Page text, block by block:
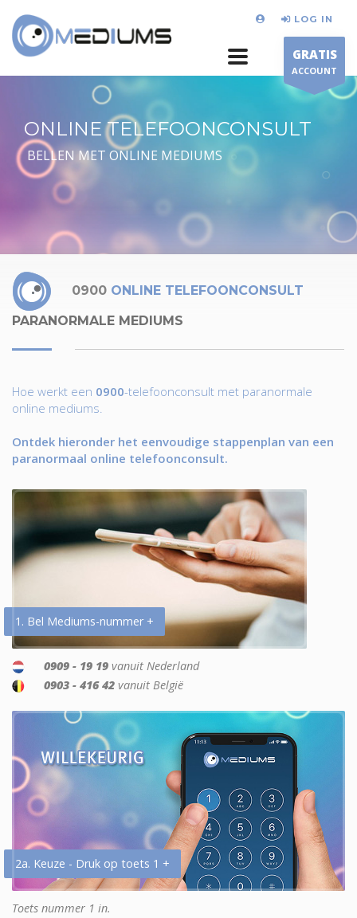
LOG IN
GRATIS
ACCOUNT
ONLINE TELEFOONCONSULT
BELLEN MET ONLINE MEDIUMS
0900 ONLINE TELEFOONCONSULT
PARANORMALE MEDIUMS
Hoe werkt een 0900-telefoonconsult met paranormale
online mediums.
Ontdek hieronder het eenvoudige stappenplan van een
paranormaal online telefoonconsult.
1. Bel Mediums-nummer +
0909 - 19 19 vanuit Nederland
0903 - 416 42 vanuit België
2a. Keuze - Druk op toets 1 +
Toets nummer 1 in.